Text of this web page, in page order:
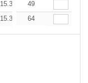
15.37 14.46
49
15.37 14.46
64